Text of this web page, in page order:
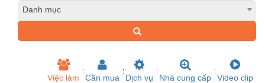
Danh mục
Việc làm Cần mua Dịch vụ Nhà cung cấp Video clip